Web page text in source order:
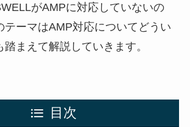
がAMPに対応していないの
テーマはAMP対応についてどうい
踏まえて解説していきます。
目次